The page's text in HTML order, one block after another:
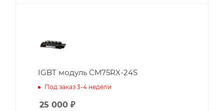
IGBT модуль CM75RX-24S
Под заказ 3-4 недели
25 000 ₽